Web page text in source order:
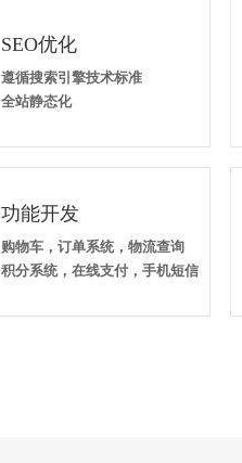
SEO优化
遵循搜索引擎技术标准
全站静态化
功能开发
购物车，订单系统，物流查询
积分系统，在线支付，手机短信